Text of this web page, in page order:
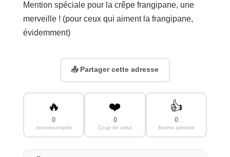
Mention spéciale pour la crêpe frangipane, une
merveille ! (pour ceux qui aiment la frangipane,
évidemment)
📤 Partager cette adresse
🔥
0
Incontournable
❤️
0
Coup de cœur
👍
0
Bonne adresse